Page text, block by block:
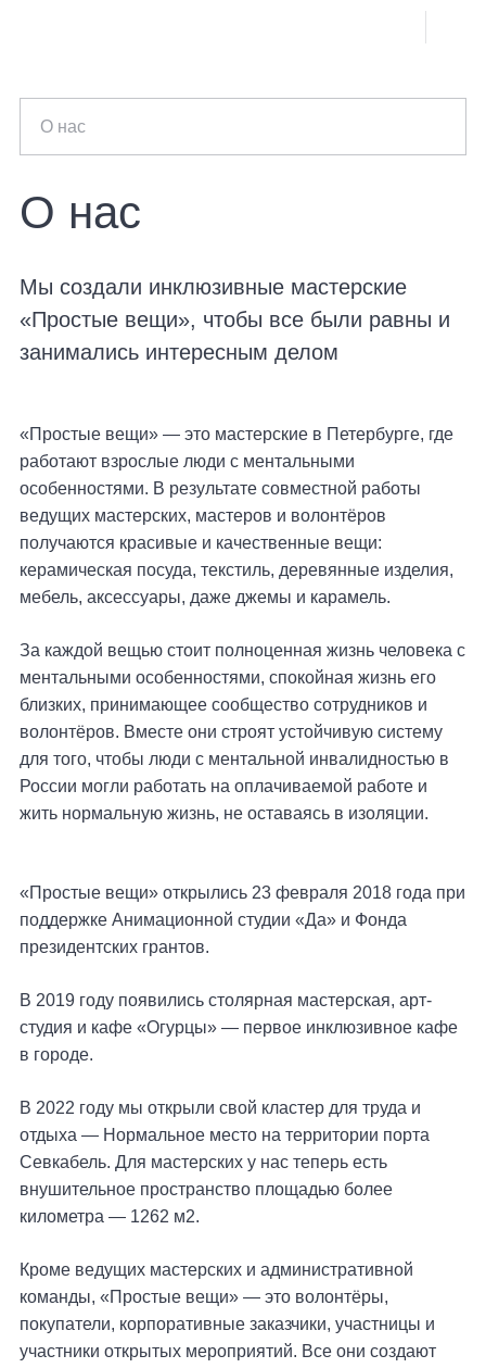
О нас
О нас
Мы создали инклюзивные мастерские
«Простые вещи», чтобы все были равны и
занимались интересным делом
«Простые вещи» — это мастерские в Петербурге, где
работают взрослые люди с ментальными
особенностями. В результате совместной работы
ведущих мастерских, мастеров и волонтёров
получаются красивые и качественные вещи:
керамическая посуда, текстиль, деревянные изделия,
мебель, аксессуары, даже джемы и карамель.
За каждой вещью стоит полноценная жизнь человека с
ментальными особенностями, спокойная жизнь его
близких, принимающее сообщество сотрудников и
волонтёров. Вместе они строят устойчивую систему
для того, чтобы люди с ментальной инвалидностью в
России могли работать на оплачиваемой работе и
жить нормальную жизнь, не оставаясь в изоляции.
«Простые вещи» открылись 23 февраля 2018 года при
поддержке Анимационной студии «Да» и Фонда
президентских грантов.
В 2019 году появились столярная мастерская, арт-
студия и кафе «Огурцы» — первое инклюзивное кафе
в городе.
В 2022 году мы открыли свой кластер для труда и
отдыха — Нормальное место на территории порта
Севкабель. Для мастерских у нас теперь есть
внушительное пространство площадью более
километра — 1262 м2.
Кроме ведущих мастерских и административной
команды, «Простые вещи» — это волонтёры,
покупатели, корпоративные заказчики, участницы и
участники открытых мероприятий. Все они создают